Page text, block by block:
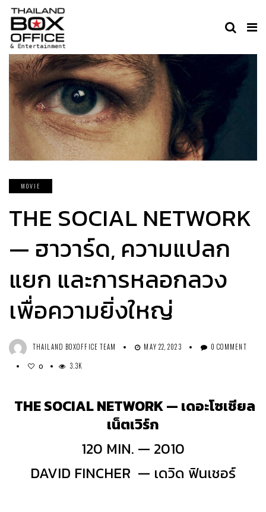
MOVIE
THE SOCIAL NETWORK
— ฮาวาร์ด, ความแปลก
แยก และการหลอกลวง
เพื่อความยิ่งใหญ่
THAILAND BOXOFFICE TEAM MAY 22, 2023 0 COMMENT
0 3.3K
THE SOCIAL NETWORK — เดอะโซเชียล
เน็ตเวิร์ก
120 MIN. — 2010
DAVID FINCHER — เดวิด ฟินเชอร์